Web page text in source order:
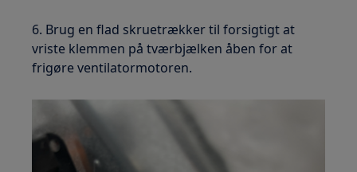
6. Brug en flad skruetrækker til forsigtigt at
vriste klemmen på tværbjælken åben for at
frigøre ventilatormotoren.